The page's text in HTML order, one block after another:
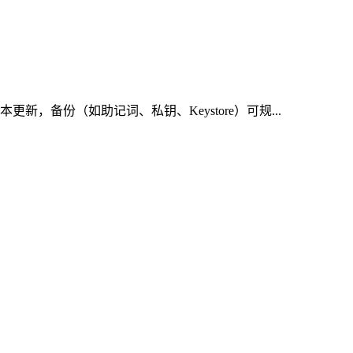
新，备份（如助记词、私钥、Keystore）可规...